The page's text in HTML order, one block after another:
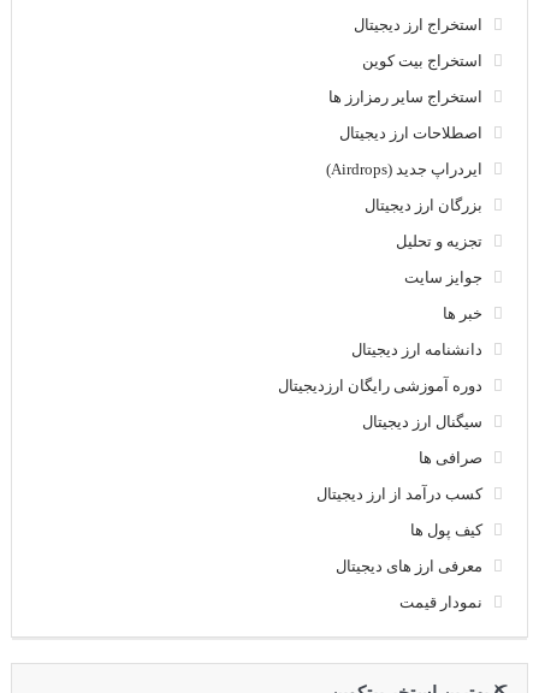
استخراج ارز دیجیتال
استخراج بیت کوین
استخراج سایر رمزارز ها
اصطلاحات ارز دیجیتال
ایردراپ جدید (Airdrops)
بزرگان ارز دیجیتال
تجزیه و تحلیل
جوایز سایت
خبر ها
دانشنامه ارز دیجیتال
دوره آموزشی رایگان ارزدیجیتال
سیگنال ارز دیجیتال
صرافی ها
کسب درآمد از ارز دیجیتال
کیف پول ها
معرفی ارز های دیجیتال
نمودار قیمت